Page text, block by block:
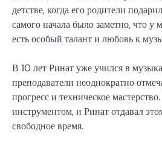
детстве, когда его родители
самого начала было заметно, что у
есть особый талант и любовь к
В 10 лет Ринат уже учился в
преподаватели неоднократно
прогресс и техническое
инструментом, и Ринат отдавал
свободное время.